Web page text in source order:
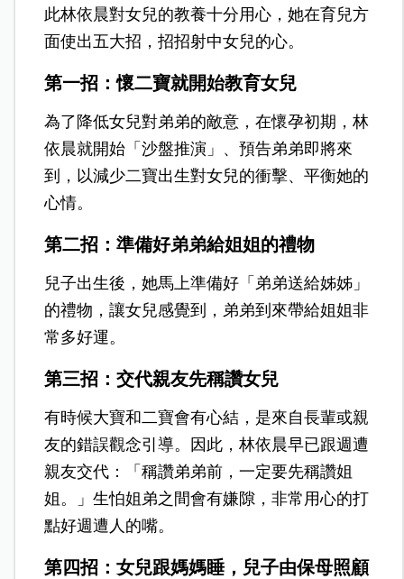
此林依晨對女兒的教養十分用心，她在育兒方
面使出五大招，招招射中女兒的心。
第一招：懷二寶就開始教育女兒
為了降低女兒對弟弟的敵意，在懷孕初期，林
依晨就開始「沙盤推演」、預告弟弟即將來
到，以減少二寶出生對女兒的衝擊、平衡她的
心情。
第二招：準備好弟弟給姐姐的禮物
兒子出生後，她馬上準備好「弟弟送給姊姊」
的禮物，讓女兒感覺到，弟弟到來帶給姐姐非
常多好運。
第三招：交代親友先稱讚女兒
有時候大寶和二寶會有心結，是來自長輩或親
友的錯誤觀念引導。因此，林依晨早已跟週遭
親友交代：「稱讚弟弟前，一定要先稱讚姐
姐。」生怕姐弟之間會有嫌隙，非常用心的打
點好週遭人的嘴。
第四招：女兒跟媽媽睡，兒子由保母照顧